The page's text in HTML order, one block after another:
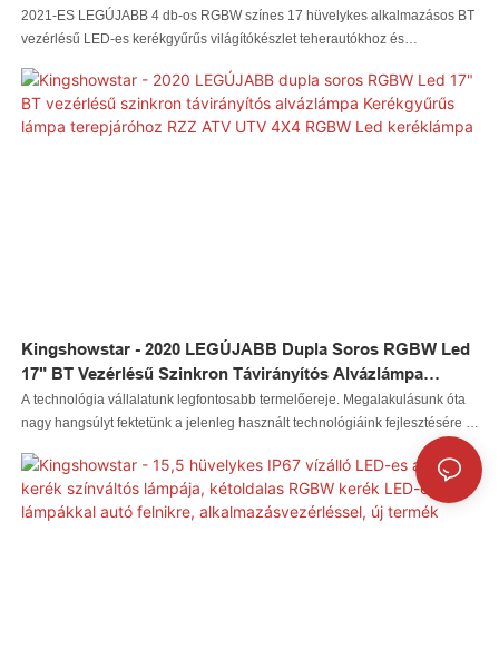
Autó Kerékgyűrűk, Világításkészlet Teherautókhoz,
Terepjárókhoz, RGBW LED Kerékvilágítás
2021-ES LEGÚJABB 4 db-os RGBW színes 17 hüvelykes alkalmazásos BT
vezérlésű LED-es kerékgyűrűs világítókészlet teherautókhoz és
Ezen anyagok kiváló teljesítményét ötvözve a Kingshowstar stabil és tartós
használat közben. Tökéletes kombinációja minden tökéletességnek, és
minden bizonnyal előnyöket teremt az ügyfelek számára.
Kingshowstar - 2020 LEGÚJABB Dupla Soros RGBW Led
17" BT Vezérlésű Szinkron Távirányítós Alvázlámpa
Kerékgyűrűs Lámpa Terepjáróhoz RZZ ATV UTV 4X4
RGBW Led Keréklámpa
A technológia vállalatunk legfontosabb termelőereje. Megalakulásunk óta
nagy hangsúlyt fektetünk a jelenleg használt technológiáink fejlesztésére és
sziklalámpák, LED-es ostorlámpák, LED-es keréklámpák, LED-es
fényszórók, LED-es motorkerékpár-lámpák, LED-es hajólámpák, LED-es
vezetékes csatlakozók, LED-es vezérlők gyártását vesszük alapul. Az